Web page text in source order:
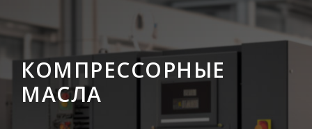
КОМПРЕССОРНЫЕ
МАСЛА